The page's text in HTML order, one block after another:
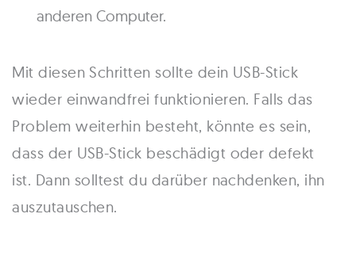
anderen Computer.
Mit diesen Schritten sollte dein USB-Stick
wieder einwandfrei funktionieren. Falls das
Problem weiterhin besteht, könnte es sein,
dass der USB-Stick beschädigt oder defekt
ist. Dann solltest du darüber nachdenken, ihn
auszutauschen.